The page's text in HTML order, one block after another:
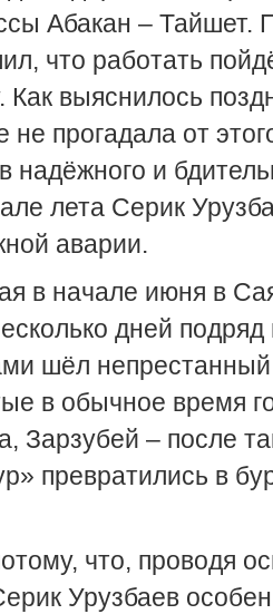
Абакан – Тайшет.
что работать
Как выяснилось
не прогадала от
надёжного и
лета Серик
аварии.
в начале июня в
дней подряд
шёл
в обычное время
Зарзубей – после
превратились в
что, проводя
Урузбаев